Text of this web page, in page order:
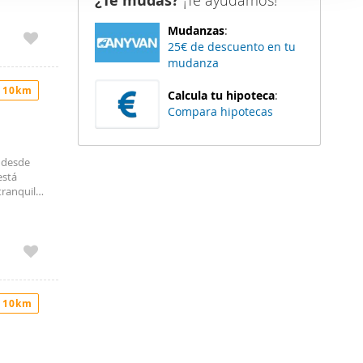
funciones
del
del uso
de la
pocos
facilita
de
AL
Mudanzas:
25€ de descuento en tu
mudanza
Calcula tu hipoteca:
Compara hipotecas